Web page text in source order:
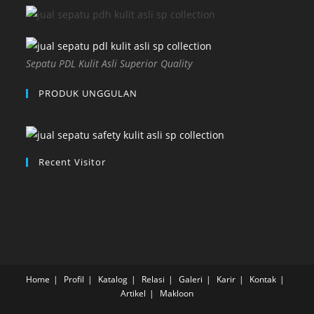
Sepatu PDL Kulit Asli Superior Quality
PRODUK UNGGULAN
Recent Visitor
Home Profil Katalog Relasi Galeri Karir
Kontak
Artikel
Makloon